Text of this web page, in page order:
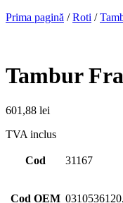
Prima pagină /Roti /
Tambur
601,88 lei
TVA inclus
Cod 31167
Cod OEM